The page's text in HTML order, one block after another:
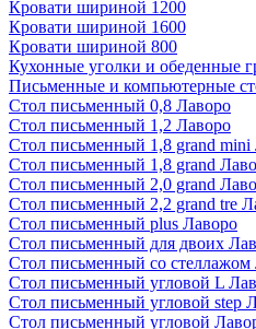
Кровати шириной 1200
Кровати шириной 1600
Кровати шириной 800
Кухонные уголки и обеденные
Письменные и компьютерные
Стол письменный 0,8 Лаворо
Стол письменный 1,2 Лаворо
Стол письменный 1,8 grand mini
Стол письменный 1,8 grand
Стол письменный 2,0 grand
Стол письменный 2,2 grand tre
Стол письменный plus Лаворо
Стол письменный для двоих
Стол письменный со
Стол письменный угловой L
Стол письменный угловой step
Стол письменный угловой